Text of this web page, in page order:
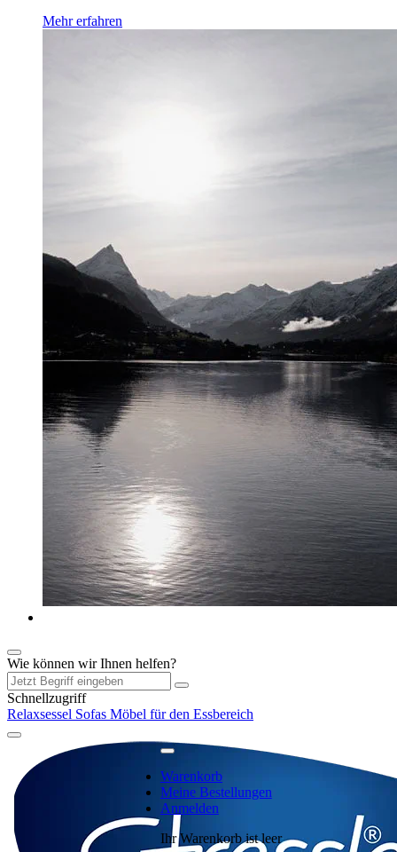
Mehr erfahren
Wie können wir Ihnen helfen?
Schnellzugriff
Relaxsessel Sofas Möbel für den Essbereich
Warenkorb
Meine Bestellungen
Anmelden
Ihr Warenkorb ist leer